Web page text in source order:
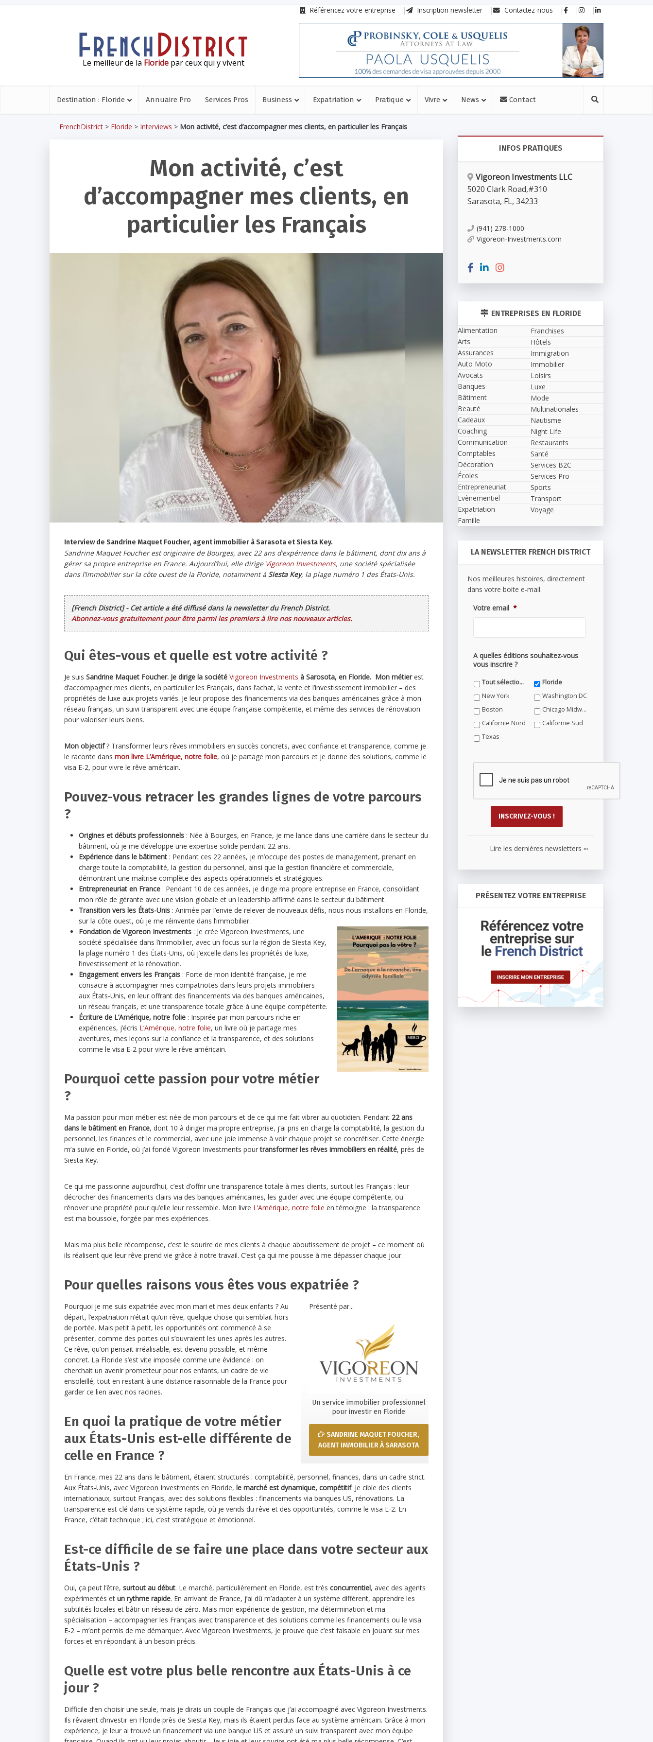
Référencez votre entreprise Inscription newsletter Contactez-nous
Le meilleur de la Floridepar ceux qui y vivent
Destination : Floride Annuaire Pro Services Pros Business Expatriation Pratique Vivre News Contact
FrenchDistrict > Floride > Interviews > Mon activité, c’est d’accompagner mes clients, en particulier les Français
Mon activité, c’est
d’accompagner mes clients, en
particulier les Français
Interview de Sandrine Maquet Foucher, agent immobilier à Sarasota et Siesta Key.
Sandrine Maquet Foucher est originaire de Bourges, avec 22 ans d’expérience dans le bâtiment, dont dix ans à
gérer sa propre entreprise en France. Aujourd’hui, elle dirige Vigoreon Investments, une société spécialisée
dans l’immobilier sur la côte ouest de la Floride, notamment à Siesta Key, la plage numéro 1 des États-Unis.
[French District] - Cet article a été diffusé dans la newsletter du French District.
Abonnez-vous gratuitement pour être parmi les premiers à lire nos nouveaux articles.
Qui êtes-vous et quelle est votre activité ?
Je suis Sandrine Maquet Foucher. Je dirige la société Vigoreon Investments à Sarosota, en Floride. Mon métierest
d’accompagner mes clients, en particulier les Français, dans l’achat, la vente et l’investissement immobilier – des
propriétés de luxe aux projets variés. Je leur propose des financements via des banques américaines grâce à mon
réseau français, un suivi transparent avec une équipe française compétente, et même des services de rénovation
pour valoriser leurs biens.
Mon objectif? Transformer leurs rêves immobiliers en succès concrets, avec confiance et transparence, comme je
le raconte dans mon livre L’Amérique, notre folie, où je partage mon parcours et je donne des solutions, comme le
visa E-2, pour vivre le rêve américain.
Pouvez-vous retracer les grandes lignes de votre parcours
?
Origines et débuts professionnels : Née à Bourges, en France, je me lance dans une carrière dans le secteur du
bâtiment, où je me développe une expertise solide pendant 22 ans.
Expérience dans le bâtiment : Pendant ces 22 années, je m’occupe des postes de management, prenant en
charge toute la comptabilité, la gestion du personnel, ainsi que la gestion financière et commerciale,
démontrant une maîtrise complète des aspects opérationnels et stratégiques.
Entrepreneuriat en France : Pendant 10 de ces années, je dirige ma propre entreprise en France, consolidant
mon rôle de gérante avec une vision globale et un leadership affirmé dans le secteur du bâtiment.
Transition vers les États-Unis : Animée par l’envie de relever de nouveaux défis, nous nous installons en Floride,
sur la côte ouest, où je me réinvente dans l’immobilier.
Fondation de Vigoreon Investments : Je crée Vigoreon Investments, une
société spécialisée dans l’immobilier, avec un focus sur la région de Siesta Key,
la plage numéro 1 des États-Unis, où j’excelle dans les propriétés de luxe,
l’investissement et la rénovation.
Engagement envers les Français : Forte de mon identité française, je me
consacre à accompagner mes compatriotes dans leurs projets immobiliers
aux États-Unis, en leur offrant des financements via des banques américaines,
un réseau français, et une transparence totale grâce à une équipe compétente.
Écriture de L’Amérique, notre folie : Inspirée par mon parcours riche en
expériences, j’écris L’Amérique, notre folie, un livre où je partage mes
aventures, mes leçons sur la confiance et la transparence, et des solutions
comme le visa E-2 pour vivre le rêve américain.
Pourquoi cette passion pour votre métier
?
Ma passion pour mon métier est née de mon parcours et de ce qui me fait vibrer au quotidien. Pendant 22 ans
dans le bâtiment en France, dont 10 à diriger ma propre entreprise, j’ai pris en charge la comptabilité, la gestion du
personnel, les finances et le commercial, avec une joie immense à voir chaque projet se concrétiser. Cette énergie
m’a suivie en Floride, où j’ai fondé Vigoreon Investments pourtransformer les rêves immobiliers en réalité, près de
Siesta Key.
Ce qui me passionne aujourd’hui, c’est d’offrir une transparence totale à mes clients, surtout les Français : leur
décrocher des financements clairs via des banques américaines, les guider avec une équipe compétente, ou
rénover une propriété pour qu’elle leur ressemble. Mon livre L’Amérique, notre folie en témoigne : la transparence
est ma boussole, forgée par mes expériences.
Mais ma plus belle récompense, c’est le sourire de mes clients à chaque aboutissement de projet – ce moment où
ils réalisent que leur rêve prend vie grâce à notre travail. C’est ça qui me pousse à me dépasser chaque jour.
Pour quelles raisons vous êtes vous expatriée ?
Présenté par...
Un service immobilier professionnel
pour investir en Floride
SANDRINE MAQUET FOUCHER,
AGENT IMMOBILIER À SARASOTA
Pourquoi je me suis expatriée avec mon mari et mes deux enfants ? Au
départ, l’expatriation n’était qu’un rêve, quelque chose qui semblait hors
de portée. Mais petit à petit, les opportunités ont commencé à se
présenter, comme des portes qui s’ouvraient les unes après les autres.
Ce rêve, qu’on pensait irréalisable, est devenu possible, et même
concret. La Floride s’est vite imposée comme une évidence : on
cherchait un avenir prometteur pour nos enfants, un cadre de vie
ensoleillé, tout en restant à une distance raisonnable de la France pour
garder ce lien avec nos racines.
En quoi la pratique de votre métier
aux États-Unis est-elle différente de
celle en France ?
En France, mes 22 ans dans le bâtiment, étaient structurés : comptabilité, personnel, finances, dans un cadre strict.
Aux États-Unis, avec Vigoreon Investments en Floride, le marché est dynamique, compétitif. Je cible des clients
internationaux, surtout Français, avec des solutions flexibles : financements via banques US, rénovations. La
transparence est clé dans ce système rapide, où je vends du rêve et des opportunités, comme le visa E-2. En
France, c’était technique ; ici, c’est stratégique et émotionnel.
Est-ce difficile de se faire une place dans votre secteur aux
États-Unis ?
Oui, ça peut l’être, surtout au début. Le marché, particulièrement en Floride, est très concurrentiel, avec des agents
expérimentés et un rythme rapide. En arrivant de France, j’ai dû m’adapter à un système différent, apprendre les
subtilités locales et bâtir un réseau de zéro. Mais mon expérience de gestion, ma détermination et ma
spécialisation – accompagner les Français avec transparence et des solutions comme les financements ou le visa
E-2 – m’ont permis de me démarquer. Avec Vigoreon Investments, je prouve que c’est faisable en jouant sur mes
forces et en répondant à un besoin précis.
Quelle est votre plus belle rencontre aux États-Unis à ce
jour ?
Difficile d’en choisir une seule, mais je dirais un couple de Français que j’ai accompagné avec Vigoreon Investments.
Ils rêvaient d’investir en Floride près de Siesta Key, mais ils étaient perdus face au système américain. Grâce à mon
expérience, je leur ai trouvé un financement via une banque US et assuré un suivi transparent avec mon équipe
INFOS PRATIQUES
Vigoreon Investments LLC
5020 Clark Road,#310
Sarasota, FL, 34233
(941) 278-1000
Vigoreon-Investments.com
ENTREPRISES EN FLORIDE
Alimentation
Arts
Assurances
Auto Moto
Avocats
Banques
Bâtiment
Beauté
Cadeaux
Coaching
Communication
Comptables
Décoration
Écoles
Entrepreneuriat
Evènementiel
Expatriation
Famille
Franchises
Hôtels
Immigration
Immobilier
Loisirs
Luxe
Mode
Multinationales
Nautisme
Night Life
Restaurants
Santé
Services B2C
Services Pro
Sports
Transport
Voyage
LA NEWSLETTER FRENCH DISTRICT
Nos meilleures histoires, directement
dans votre boite e-mail.
Votre email *
A quelles éditions souhaitez-vous
vous inscrire ?
Tout sélectionner
Floride
New York
Washington DC
Boston
Chicago Midwest
Californie Nord
Californie Sud
Texas
Lire les dernières newsletters ...
PRÉSENTEZ VOTRE ENTREPRISE